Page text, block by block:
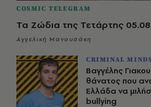
COSMIC TELEGRAM
Τα Ζώδια της Τετάρτης
Αγγελική Μανουσάκη
CRIMINAL
Βαγγέλης
θάνατος που
Ελλάδα να
bullying